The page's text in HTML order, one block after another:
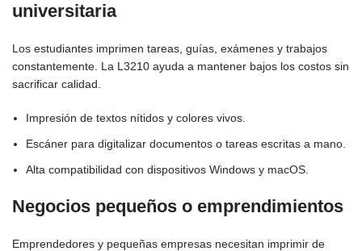
universitaria
Los estudiantes imprimen tareas, guías, exámenes y trabajos
constantemente. La L3210 ayuda a mantener bajos los costos sin
sacrificar calidad.
Impresión de textos nítidos y colores vivos.
Escáner para digitalizar documentos o tareas escritas a mano.
Alta compatibilidad con dispositivos Windows y macOS.
Negocios pequeños o emprendimientos
Emprendedores y pequeñas empresas necesitan imprimir de